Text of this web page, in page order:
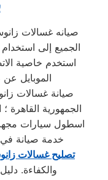
صيانه غسالات
الجميع إلى
استخدم خاصية
الموبايل
صيانة غسالات
الجمهورية القاهرة
اسطول سيارات
خدمة صيانة
تصليح غسالات
والكفاءة.